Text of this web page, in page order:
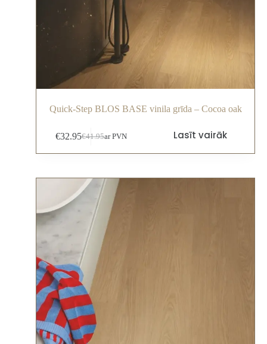
Quick-Step BLOS BASE vinila grīda – Cocoa oak
€41.95
€32.95 ar PVN Lasīt vairāk